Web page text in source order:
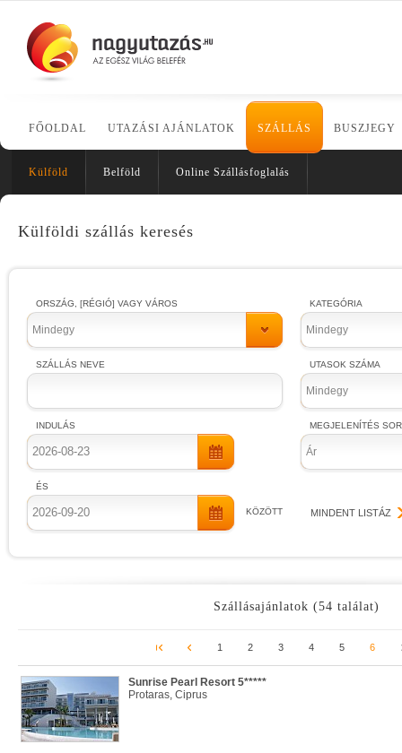
FŐOLDAL UTAZÁSI AJÁNLATOK SZÁLLÁS BUSZJEGY
Külföld Belföld Online Szállásfoglalás
Külföldi szállás keresés
ORSZÁG, [RÉGIÓ] VAGY VÁROS
Mindegy
SZÁLLÁS NEVE
INDULÁS
ÉS
KÖZÖTT
KATEGÓRIA
Mindegy
UTASOK SZÁMA
Mindegy
MEGJELENÍTÉS
Ár
MINDENT LISTÁZ
Szállásajánlatok (54 találat)
1 2 3 4 5 6
Sunrise Pearl Resort 5*****
Protaras, Ciprus